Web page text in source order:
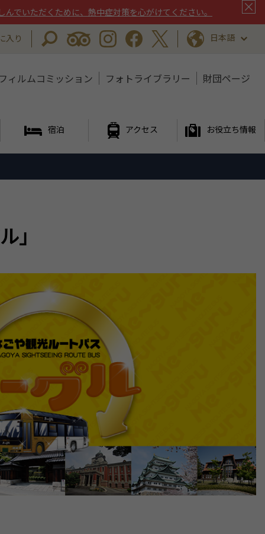
でいただくために、熱中症対策を心がけてください。
入り 日本語
ィルムコミッション フォトライブラリー 財団ページ
宿泊 アクセス お役立ち情報
」